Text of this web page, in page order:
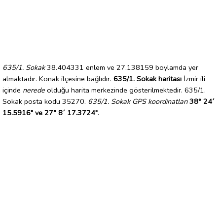
635/1. Sokak38.404331 enlem ve 27.138159 boylamda yer
almaktadır. Konak ilçesine bağlıdır. 635/1. Sokak haritası İzmir ili
içinde nerede olduğu harita merkezinde gösterilmektedir. 635/1.
Sokak posta kodu 35270. 635/1. Sokak GPS koordinatları 38° 24´
15.5916" ve 27° 8´ 17.3724".